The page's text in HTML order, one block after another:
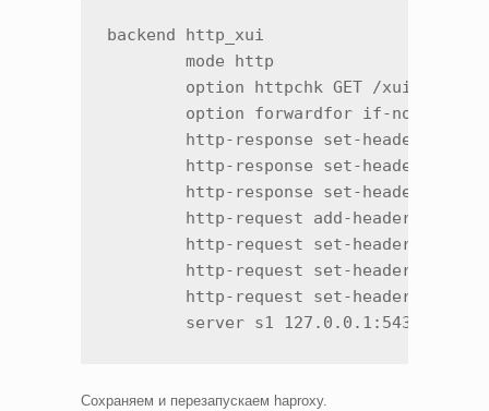
backend http_xui
        mode http
        option httpchk GET /xui/
        option forwardfor if-none
http-response set-header X-
http-response set-header X-
http-response set-header X-
http-request add-header X-
http-request set-header Host
http-request set-header X-
http-request set-header X-
        server s1 127.0.0.1:54321 check
Сохраняем и перезапускаем haproxy.